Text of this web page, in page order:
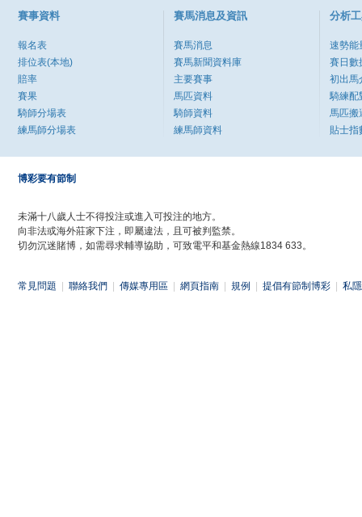
賽事資料
報名表
排位表(本地)
賠率
賽果
騎師分場表
練馬師分場表
賽馬消息及資訊
賽馬消息
賽馬新聞資料庫
主要賽事
馬匹資料
騎師資料
練馬師資料
分析
速勢能
賽日數
初出馬
騎練配
馬匹搬
貼士指
博彩要有節制
未滿十八歲人士不得投注或進入可投注的地方。
向非法或海外莊家下注，即屬違法，且可被判監禁。
切勿沉迷賭博，如需尋求輔導協助，可致電平和基金熱線1834 633。
常見問題 聯絡我們 傳媒專用區 網頁指南 規例 提倡有節制博彩 私